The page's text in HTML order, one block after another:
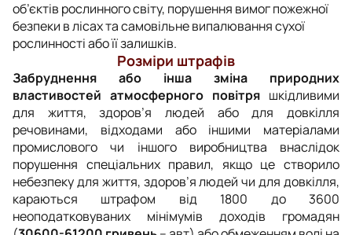
об’єктів рослинного світу, порушення вимог пожежної
безпеки в лісах та самовільне випалювання сухої
рослинності або її залишків.
Розміри штрафів
Забруднення або інша зміна природних
властивостей атмосферного повітря шкідливими
для життя, здоров’я людей або для довкілля
речовинами, відходами або іншими матеріалами
промислового чи іншого виробництва внаслідок
порушення спеціальних правил, якщо це створило
небезпеку для життя, здоров’я людей чи для довкілля,
караються штрафом від 1800 до 3600
неоподатковуваних мінімумів доходів громадян